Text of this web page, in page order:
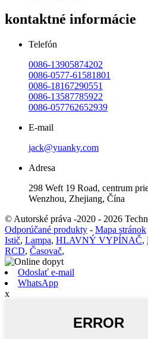
kontaktné informácie
Telefón
0086-13905874202
0086-0577-61581801
0086-18167290551
0086-13587785922
0086-057762652939
E-mail
jack@yuanky.com
Adresa
298 Weft 19 Road, centrum
Wenzhou, Zhejiang, Čína
© Autorské práva -2020 - 2026
Odporúčané produkty - Mapa stránok
Istič, Lampa, HLAVNÝ VYPÍNAČ,
RCD, Časovač,
Odoslať e-mail
WhatsApp
x